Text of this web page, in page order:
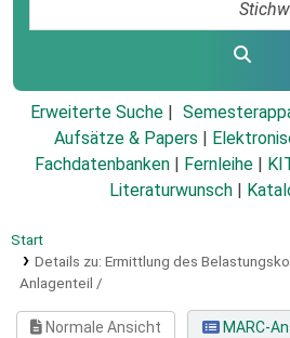
Erweiterte Suche
Aufsätze & Papers
Fachdatenbanken
Fernleihe
Literaturwunsch
Start
Details zu: Ermittlung des
Anlagenteil /
Normale Ansicht
MARC-